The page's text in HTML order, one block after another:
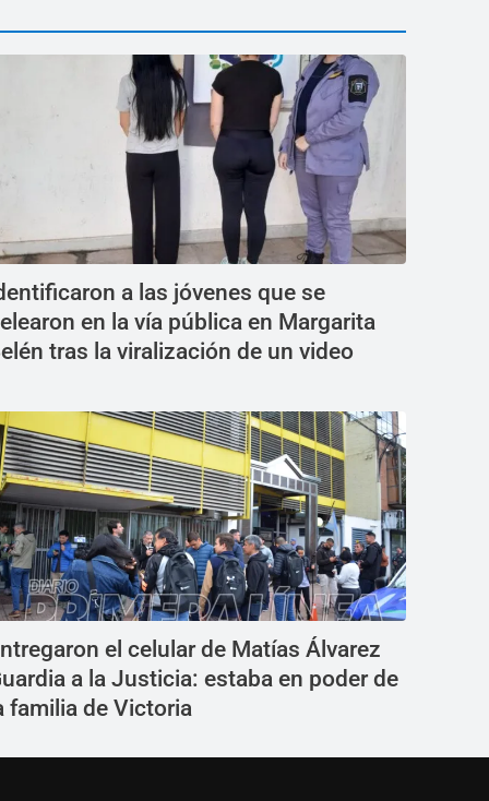
a las jóvenes que se
en la vía pública en Margarita
tras la viralización de un video
el celular de Matías Álvarez
a la Justicia: estaba en poder de
familia de Victoria